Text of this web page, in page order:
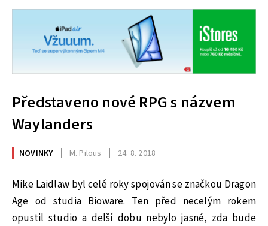
Představeno nové RPG s názvem
Waylanders
NOVINKY M. Pilous 24. 8. 2018
Mike Laidlaw byl celé roky spojován se značkou Dragon
Age od studia Bioware. Ten před necelým rokem
opustil studio a delší dobu nebylo jasné, zda bude